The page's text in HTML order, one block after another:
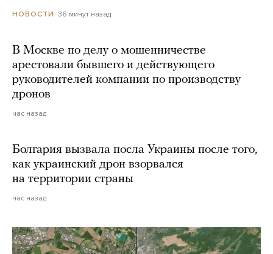
НОВОСТИ 36 минут назад
В Москве по делу о мошенничестве
арестовали бывшего и действующего
руководителей компании по производству
дронов
час назад
Болгария вызвала посла Украины после того,
как украинский дрон взорвался
на территории страны
час назад